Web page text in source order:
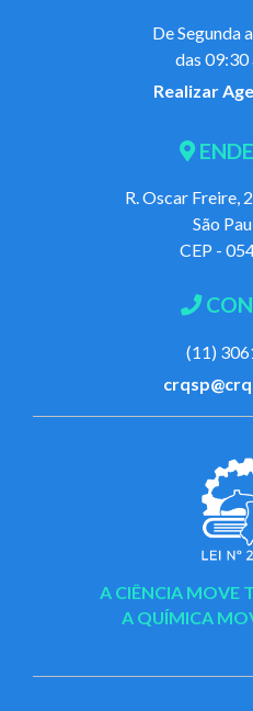
De Segunda
das 09:30
Realizar
R. Oscar Freire,
São
CEP -
(11)
A CIÊNCIA MOVE
A QUÍMICA